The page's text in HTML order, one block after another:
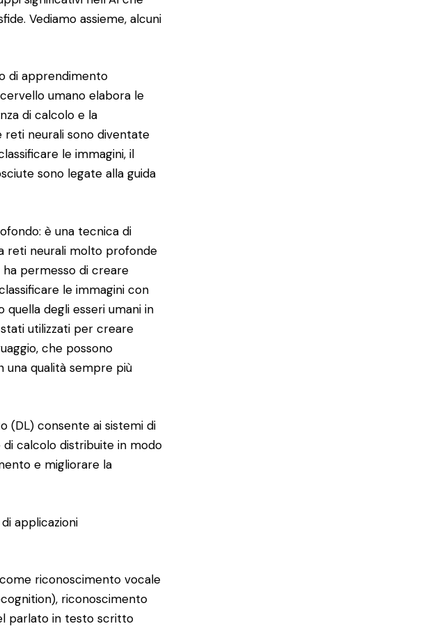
Vediamo assieme, alcuni
di apprendimento
umano elabora le
di calcolo e la
reti neurali sono diventate
le immagini, il
sono legate alla guida
è una tecnica di
reti neurali molto profonde
ha permesso di creare
le immagini con
quella degli esseri umani in
utilizzati per creare
che possono
qualità sempre più
(DL) consente ai sistemi di
di calcolo distribuite in modo
e migliorare la
applicazioni
riconoscimento vocale
riconoscimento
parlato in testo scritto